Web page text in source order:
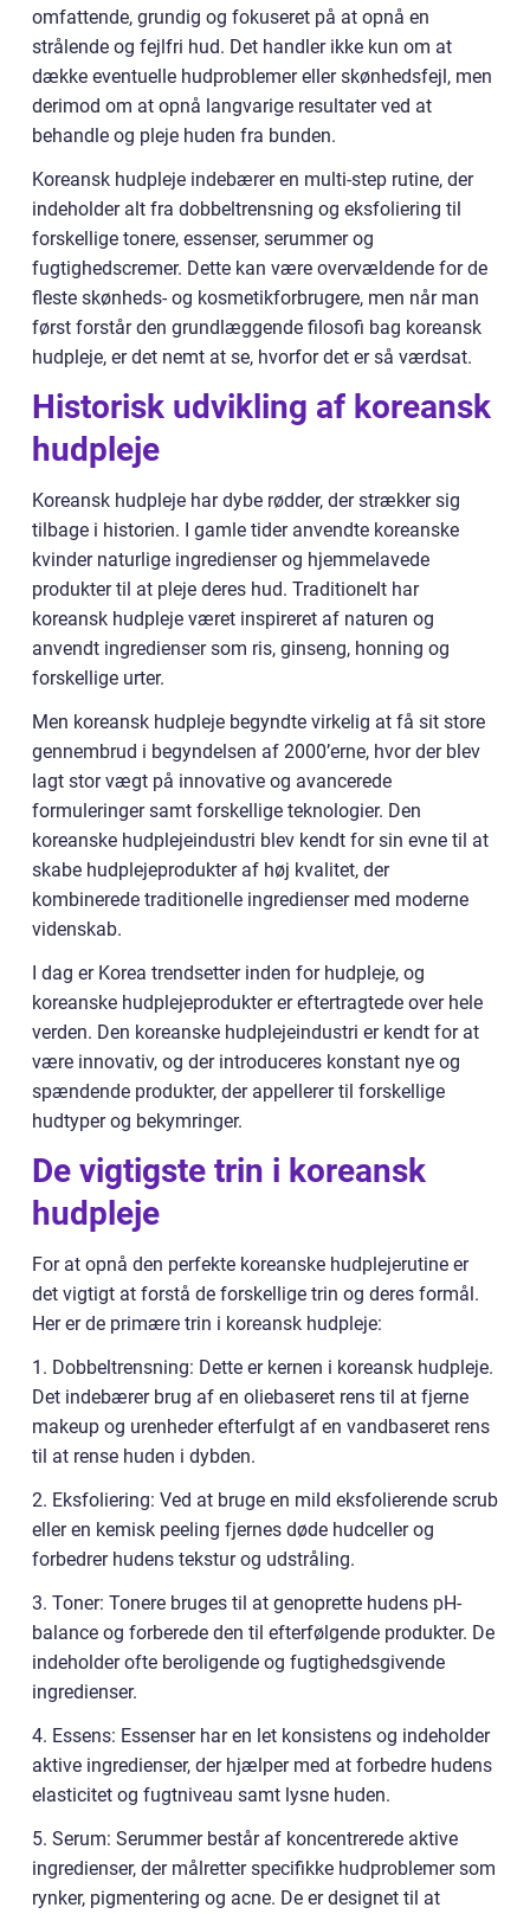
omfattende, grundig og fokuseret på at opnå en
strålende og fejlfri hud. Det handler ikke kun om at
dække eventuelle hudproblemer eller skønhedsfejl, men
derimod om at opnå langvarige resultater ved at
behandle og pleje huden fra bunden.
Koreansk hudpleje indebærer en multi-step rutine, der
indeholder alt fra dobbeltrensning og eksfoliering til
forskellige tonere, essenser, serummer og
fugtighedscremer. Dette kan være overvældende for de
fleste skønheds- og kosmetikforbrugere, men når man
først forstår den grundlæggende filosofi bag koreansk
hudpleje, er det nemt at se, hvorfor det er så værdsat.
Historisk udvikling af koreansk
hudpleje
Koreansk hudpleje har dybe rødder, der strækker sig
tilbage i historien. I gamle tider anvendte koreanske
kvinder naturlige ingredienser og hjemmelavede
produkter til at pleje deres hud. Traditionelt har
koreansk hudpleje været inspireret af naturen og
anvendt ingredienser som ris, ginseng, honning og
forskellige urter.
Men koreansk hudpleje begyndte virkelig at få sit store
gennembrud i begyndelsen af 2000’erne, hvor der blev
lagt stor vægt på innovative og avancerede
formuleringer samt forskellige teknologier. Den
koreanske hudplejeindustri blev kendt for sin evne til at
skabe hudplejeprodukter af høj kvalitet, der
kombinerede traditionelle ingredienser med moderne
videnskab.
I dag er Korea trendsetter inden for hudpleje, og
koreanske hudplejeprodukter er eftertragtede over hele
verden. Den koreanske hudplejeindustri er kendt for at
være innovativ, og der introduceres konstant nye og
spændende produkter, der appellerer til forskellige
hudtyper og bekymringer.
De vigtigste trin i koreansk
hudpleje
For at opnå den perfekte koreanske hudplejerutine er
det vigtigt at forstå de forskellige trin og deres formål.
Her er de primære trin i koreansk hudpleje:
1. Dobbeltrensning: Dette er kernen i koreansk hudpleje.
Det indebærer brug af en oliebaseret rens til at fjerne
makeup og urenheder efterfulgt af en vandbaseret rens
til at rense huden i dybden.
2. Eksfoliering: Ved at bruge en mild eksfolierende scrub
eller en kemisk peeling fjernes døde hudceller og
forbedrer hudens tekstur og udstråling.
3. Toner: Tonere bruges til at genoprette hudens pH-
balance og forberede den til efterfølgende produkter. De
indeholder ofte beroligende og fugtighedsgivende
ingredienser.
4. Essens: Essenser har en let konsistens og indeholder
aktive ingredienser, der hjælper med at forbedre hudens
elasticitet og fugtniveau samt lysne huden.
5. Serum: Serummer består af koncentrerede aktive
ingredienser, der målretter specifikke hudproblemer som
rynker, pigmentering og acne. De er designet til at